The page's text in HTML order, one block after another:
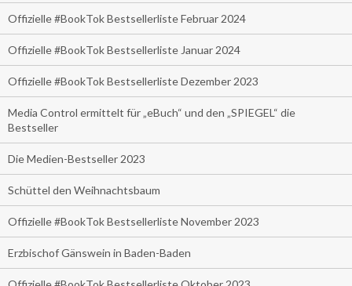
Offizielle #BookTok Bestsellerliste Februar 2024
Offizielle #BookTok Bestsellerliste Januar 2024
Offizielle #BookTok Bestsellerliste Dezember 2023
Media Control ermittelt für „eBuch“ und den „SPIEGEL“ die
Bestseller
Die Medien-Bestseller 2023
Schüttel den Weihnachtsbaum
Offizielle #BookTok Bestsellerliste November 2023
Erzbischof Gänswein in Baden-Baden